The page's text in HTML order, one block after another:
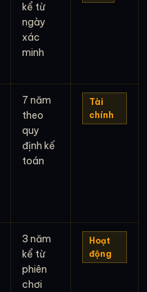
kể từ
ngày
xác
minh
7 năm
theo
quy
định kế
toán
Tài
chính
3 năm
kể từ
phiên
chơi
Hoạt
động